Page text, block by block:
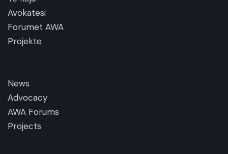
Avokatesi
Forumet AWA
Projekte
News
Advocacy
AWA Forums
Projects